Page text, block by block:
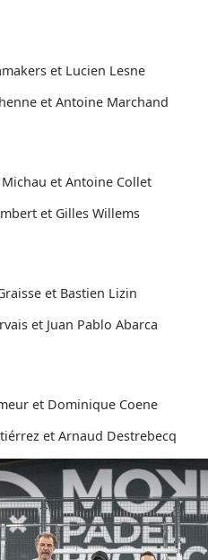
et Lucien Lesne
et Antoine Marchand
et Antoine Collet
et Gilles Willems
et Bastien Lizin
et Juan Pablo Abarca
et Dominique Coene
et Arnaud Destrebecq